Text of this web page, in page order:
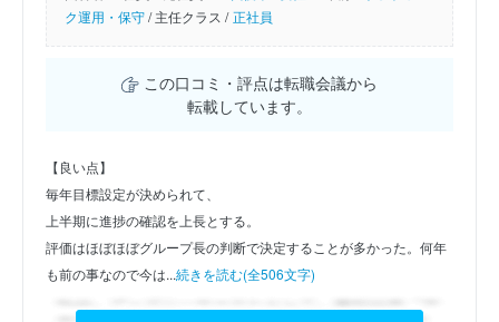
ク運用・保守/主任クラス / 正社員
この口コミ・評点は転職会議から
転載しています。
【良い点】
毎年目標設定が決められて、
上半期に進捗の確認を上長とする。
評価はほぼほぼグループ長の判断で決定することが多かった。何年
も前の事なので今は...続きを読む(全506文字)